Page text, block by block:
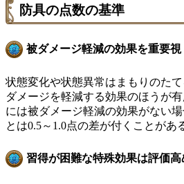
防具の点数の基準
被ダメージ軽減の効果を重要視
状態変化や状態異常はまもりのた
ダメージを軽減する効果のほうが
には被ダメージ軽減の効果がない
とは0.5～1.0点の差が付くことがあ
習得が困難な特殊効果は評価高